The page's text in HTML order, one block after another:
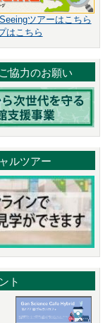
ツアーはこちら
はこちら
協力のお願い
ルツアー
ト